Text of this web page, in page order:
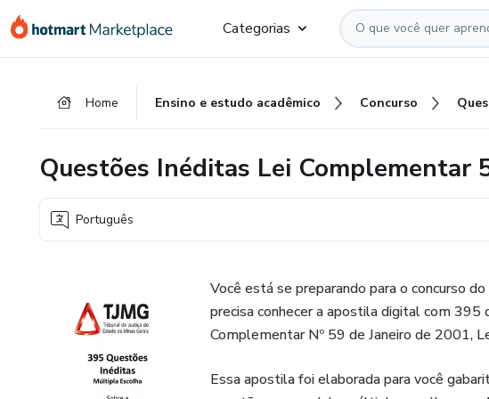
para
para
para
Categorias
Home Ensino e estudo acadêmico Concurso
Questões Inéditas Lei Complementar
Português
Você está se preparando para o concurso
precisa conhecer a apostila digital com
Complementar Nº 59 de Janeiro de 2001,
Essa apostila foi elaborada para você